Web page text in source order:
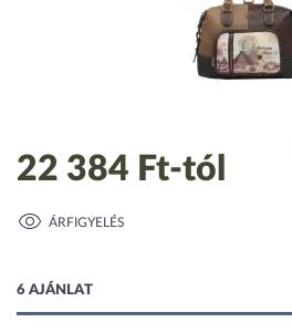
22 384 Ft-tól
ÁRFIGYELÉS
6 AJÁNLAT